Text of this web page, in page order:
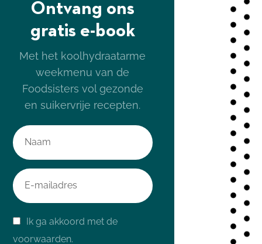
Ontvang ons
gratis e-book
Met het koolhydraatarme
weekmenu van de
Foodsisters vol gezonde
en suikervrije recepten.
Ik ga akkoord met de
voorwaarden.